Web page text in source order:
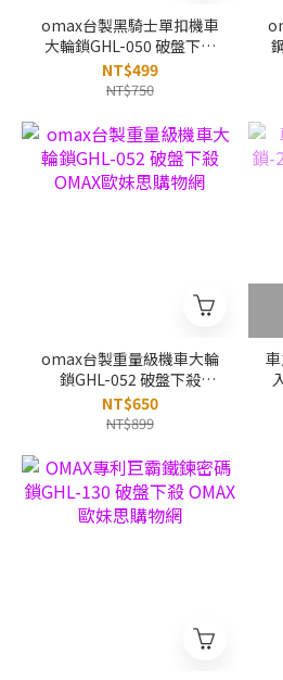
omax台製黑騎士單扣機車
大輪鎖GHL-050 破盤下殺
OMAX歐妹思購物網
NT$499
NT$750
omax台製重量級機車大輪
鎖GHL-052 破盤下殺
OMAX歐妹思購物網
NT$650
NT$899